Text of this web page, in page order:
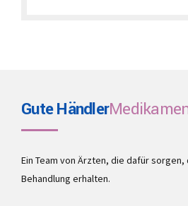
Gute Händler
Ein Team von Ärzten, die dafür
Behandlung erhalten.